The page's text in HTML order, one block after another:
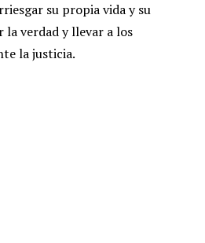
su propia vida y su
la verdad y llevar a los
la justicia.